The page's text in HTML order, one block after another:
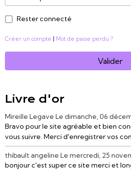
Rester connecté
Créer un compte Mot de passe perdu ?
Valider
Livre d'or
Mireille Legave Le dimanche, 06
Bravo pour le site agréable et bien
vous suivre. Merci d'enregistrer vos
thibault angeline Le mercredi, 25
bonjour c'est super ce site merci et